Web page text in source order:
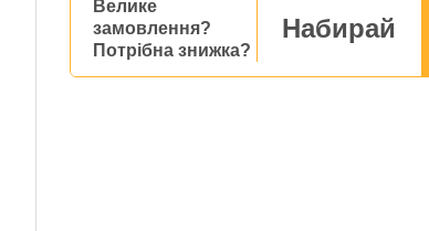
Велике
замовлення?
Потрібна знижка?
Набирай